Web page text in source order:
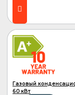
A
A+
Газовый
60 кВт